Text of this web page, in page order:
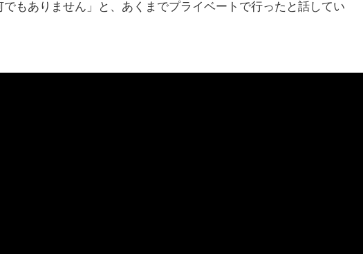
もありません」と、あくまでプライベートで行ったと話してい